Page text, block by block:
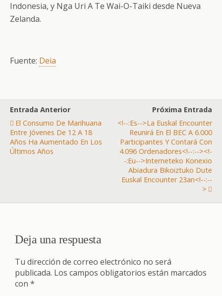
Indonesia, y Nga Uri A Te Wai-O-Taiki desde Nueva
Zelanda.
Fuente: Deia
Entrada Anterior
El Consumo De Marihuana
Entre Jóvenes De 12 A 18
Años Ha Aumentado En Los
Últimos Años
Próxima Entrada
<!--:es-->La Euskal Encounter
Reunirá En El BEC A 6.000
Participantes Y Contará Con
4.096 Ordenadores<!--:--><!-
-:eu-->Interneteko Konexio
Abiadura Bikoiztuko Dute
Euskal Encounter 23an<!--:--
>
Deja una respuesta
Tu dirección de correo electrónico no será
publicada. Los campos obligatorios están marcados
con *